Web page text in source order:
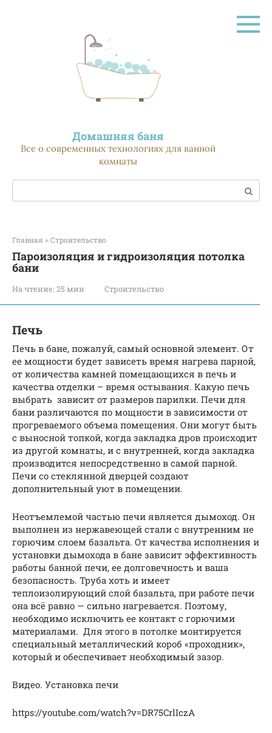
Домашняя баня
Все о современных технологиях для ванной
комнаты
Поиск:
Главная » Строительство
Пароизоляция и гидроизоляция потолка
бани
На чтение: 25 мин Строительство
Печь
Печь в бане, пожалуй, самый основной элемент. От
ее мощности будет зависеть время нагрева парной,
от количества камней помещающихся в печь и
качества отделки – время остывания. Какую печь
выбрать зависит от размеров парилки. Печи для
бани различаются по мощности в зависимости от
прогреваемого объема помещения. Они могут быть
с выносной топкой, когда закладка дров происходит
из другой комнаты, и с внутренней, когда закладка
производится непосредственно в самой парной.
Печи со стеклянной дверцей создают
дополнительный уют в помещении.
Неотъемлемой частью печи является дымоход. Он
выполнен из нержавеющей стали с внутренним не
горючим слоем базальта. От качества исполнения и
установки дымохода в бане зависит эффективность
работы банной печи, ее долговечность и ваша
безопасность. Труба хоть и имеет
теплоизолирующий слой базальта, при работе печи
она всё равно — сильно нагревается. Поэтому,
необходимо исключить ее контакт с горючими
материалами. Для этого в потолке монтируется
специальный металлический короб «проходник»,
который и обеспечивает необходимый зазор.
Видео. Установка печи
https://youtube.com/watch?v=DR75CrlIczA